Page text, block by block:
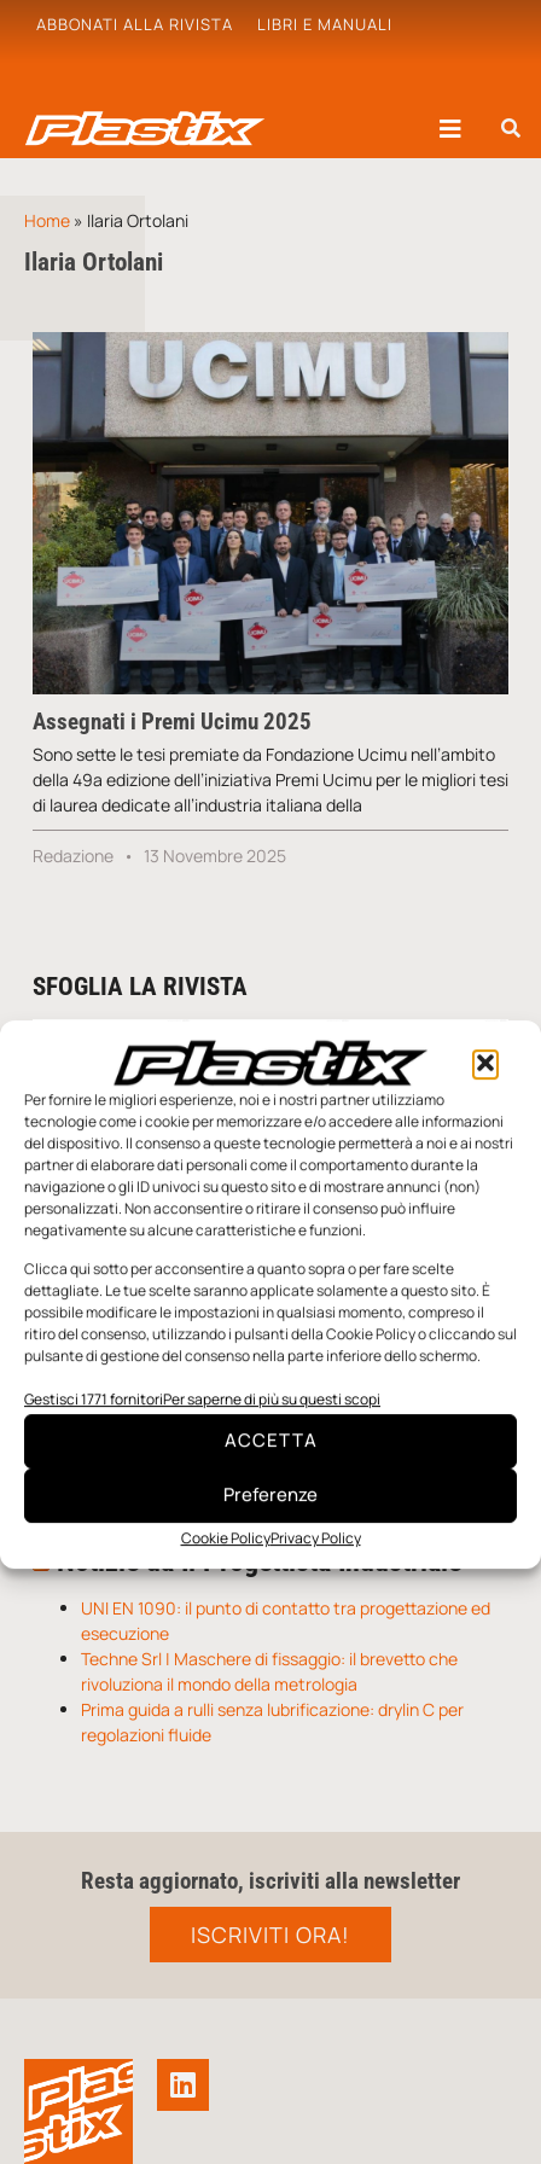
Per fornire le migliori esperienze, noi e i nostri partner utilizziamo
tecnologie come i cookie per memorizzare e/o accedere alle informazioni
del dispositivo. Il consenso a queste tecnologie permetterà a noi e ai nostri
partner di elaborare dati personali come il comportamento durante la
navigazione o gli ID univoci su questo sito e di mostrare annunci (non)
personalizzati. Non acconsentire o ritirare il consenso può influire
negativamente su alcune caratteristiche e funzioni.
Clicca qui sotto per acconsentire a quanto sopra o per fare scelte
dettagliate. Le tue scelte saranno applicate solamente a questo sito. È
possibile modificare le impostazioni in qualsiasi momento, compreso il
ritiro del consenso, utilizzando i pulsanti della Cookie Policy o cliccando sul
pulsante di gestione del consenso nella parte inferiore dello schermo.
Gestisci 1771 fornitoriPer saperne di più su questi scopi
ACCETTA
Preferenze
Cookie PolicyPrivacy Policy
ABBONATI ALLA RIVISTA LIBRI E MANUALI
Home » Ilaria Ortolani
Ilaria Ortolani
Assegnati i Premi Ucimu 2025
Sono sette le tesi premiate da Fondazione Ucimu nell’ambito
della 49a edizione dell’iniziativa Premi Ucimu per le migliori tesi
di laurea dedicate all’industria italiana della
Redazione 13 Novembre 2025
SFOGLIA LA RIVISTA
n.5 - Giugno 2026 n.4 - Maggio 2026
Notizie da Meccanicanews
I nanonastri di grafene come potenziali sensori per i
reattori a fusione
Una nuova mano robotica passa da una pinza all’altra
O-Ring, tecnica e applicazioni
Notizie da Il Progettista Industriale
UNI EN 1090: il punto di contatto tra progettazione ed
esecuzione
Techne Srl | Maschere di fissaggio: il brevetto che
rivoluziona il mondo della metrologia
Prima guida a rulli senza lubrificazione: drylin C per
regolazioni fluide
Resta aggiornato, iscriviti alla newsletter
ISCRIVITI ORA!